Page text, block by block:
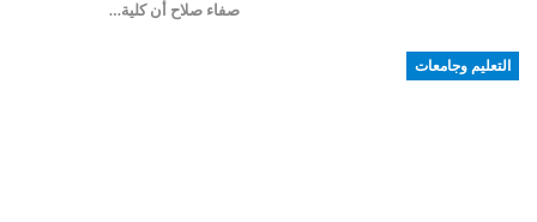
صفاء صلاح أن كلية…
التعليم وجامعات